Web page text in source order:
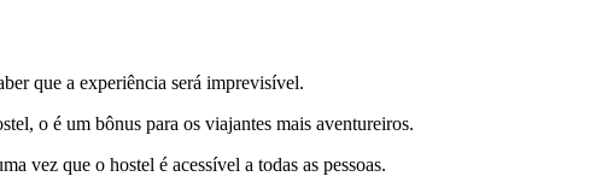
que a experiência será imprevisível.
o é um bônus para os viajantes mais aventureiros.
vez que o hostel é acessível a todas as pessoas.